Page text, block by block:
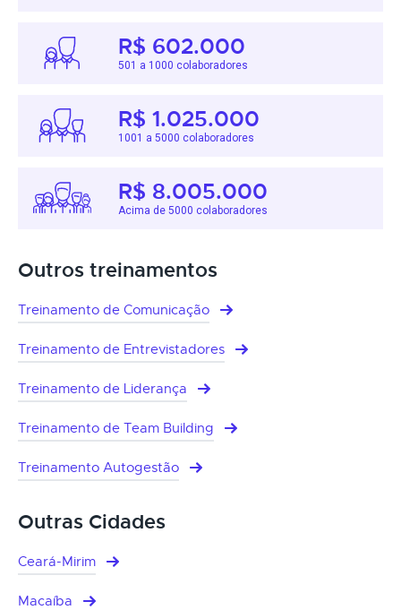
R$ 602.000
501 a 1000 colaboradores
R$ 1.025.000
1001 a 5000 colaboradores
R$ 8.005.000
Acima de 5000 colaboradores
Outros treinamentos
Treinamento de Comunicação
Treinamento de Entrevistadores
Treinamento de Liderança
Treinamento de Team Building
Treinamento Autogestão
Outras Cidades
Ceará-Mirim
Macaíba